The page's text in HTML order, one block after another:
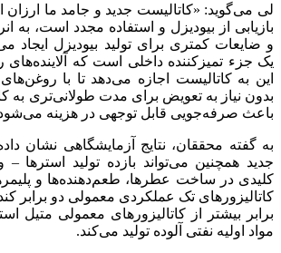
لی می‌گوید: «کاتالیست جدید و جامد ما ارزان
بازیابی از بیودیزل و استفاده مجدد است، به
و ضایعات کمتری برای تولید بیودیزل ایجاد
یک جزء تمیزکننده داخلی است که آلاینده‌های
این به کاتالیست اجازه می‌دهد تا با
بدون نیاز به تعویض برای مدت طولانی‌تری به
باعث صرفه‌جویی قابل توجهی در هزینه
به گفته محققان، نتایج آزمایشگاهی نشان
جدید همچنین می‌تواند بازده تولید استرها
کلیدی در ساخت عطرها، طعم‌دهنده‌ها و
برابر بیشتر از کاتالیزورهای معمولی متیل
مواد اولیه نفتی آلوده تولید می‌کند.